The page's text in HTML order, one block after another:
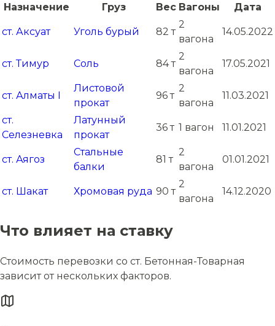
Назначение Груз Вес Вагоны Дата
ст. Аксуат Уголь бурый 82 т
2
вагона
14.05.2022
ст. Тимур Соль 84 т
2
вагона
17.05.2021
ст. Алматы I
Листовой
прокат
96 т
2
вагона
11.03.2021
ст.
Селезневка
Латунный
прокат
36 т 1 вагон 11.01.2021
ст. Аягоз
Стальные
балки
81 т
2
вагона
01.01.2021
ст. Шакат Хромовая руда 90 т
2
вагона
14.12.2020
Что влияет на ставку
Стоимость перевозки со ст. Бетонная-Товарная
зависит от нескольких факторов.